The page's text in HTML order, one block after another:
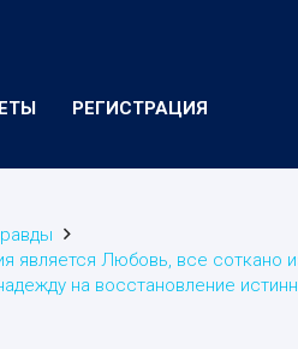
РЕГИСТРАЦИЯ
является Любовь, все соткано
на восстановление